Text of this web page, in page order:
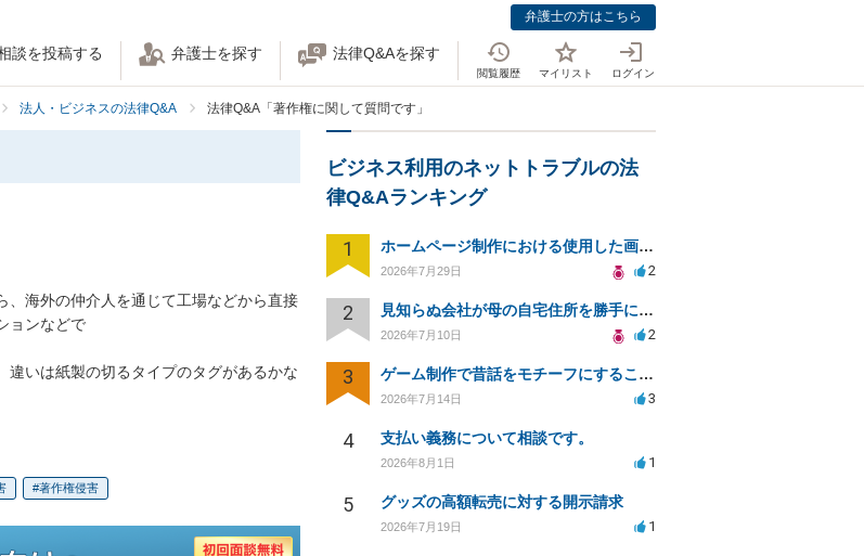
弁護士の方はこちら
談を投稿する 弁護士を探す 法律Q&Aを探す
閲覧履歴 マイリスト ログイン
法人・ビジネスの法律Q&A 法律Q&A「著作権に関して質問です」
、海外の仲介人を通じて工場などから直接
ョンなどで
違いは紙製の切るタイプのタグがあるかな
著作権侵害
ビジネス利用のネットトラブルの法
律Q&Aランキング
1 ホームページ制作における使用した画像や文章の著作権について
2026年7月29日 2
2 見知らぬ会社が母の自宅住所を勝手に使用、報告先と母への影響について相談
2026年7月10日 2
3 ゲーム制作で昔話をモチーフにすることは著作権的にセーフかどうか
2026年7月14日 3
4 支払い義務について相談です。
2026年8月1日 1
5 グッズの高額転売に対する開示請求
2026年7月19日 1